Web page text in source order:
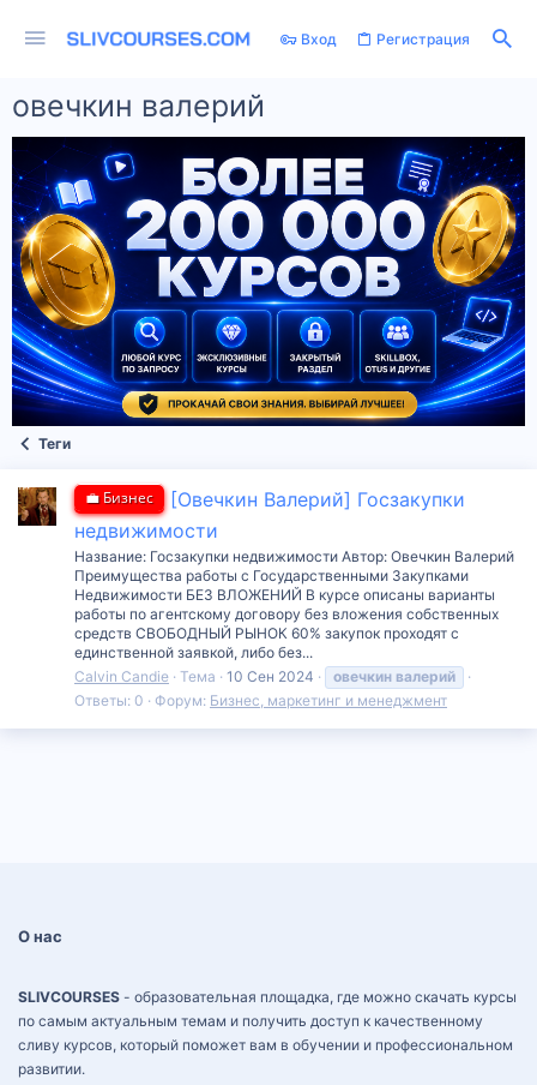
Вход Регистрация
овечкин валерий
Теги
💼 Бизнес
[Овечкин Валерий] Госзакупки
недвижимости
Название: Госзакупки недвижимости Автор: Овечкин Валерий
Преимущества работы с Государственными Закупками
Недвижимости БЕЗ ВЛОЖЕНИЙ В курсе описаны варианты
работы по агентскому договору без вложения собственных
средств СВОБОДНЫЙ РЫНОК 60% закупок проходят с
единственной заявкой, либо без...
Calvin Candie Тема 10 Сен 2024 овечкин валерий
Ответы: 0
Форум: Бизнес, маркетинг и менеджмент
О нас
SLIVCOURSES - образовательная площадка, где можно скачать курсы
по самым актуальным темам и получить доступ к качественному
сливу курсов, который поможет вам в обучении и профессиональном
развитии.